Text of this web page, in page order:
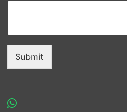
Submit